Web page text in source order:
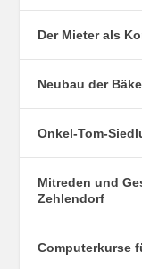
Der Mieter als
Neubau der
Onkel-Tom-
Mitreden und
Zehlendorf
Computerkurse